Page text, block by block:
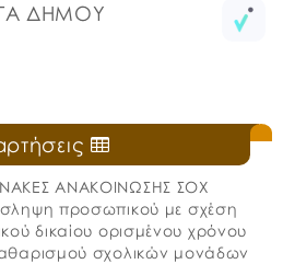
ΔΗΜΟΥ
ΑΝΑΚΟΙΝΩΣΗΣ ΣΟΧ
προσωπικού με σχέση
δικαίου ορισμένου χρόνου
σχολικών μονάδων